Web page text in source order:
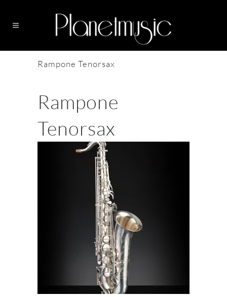
Rampone Tenorsax
Rampone
Tenorsax